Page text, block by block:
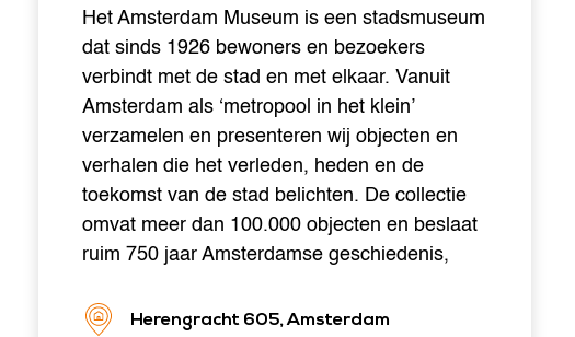
Het Amsterdam Museum is een stadsmuseum
dat sinds 1926 bewoners en bezoekers
verbindt met de stad en met elkaar. Vanuit
Amsterdam als ‘metropool in het klein’
verzamelen en presenteren wij objecten en
verhalen die het verleden, heden en de
toekomst van de stad belichten. De collectie
omvat meer dan 100.000 objecten en beslaat
ruim 750 jaar Amsterdamse geschiedenis,
Herengracht 605, Amsterdam